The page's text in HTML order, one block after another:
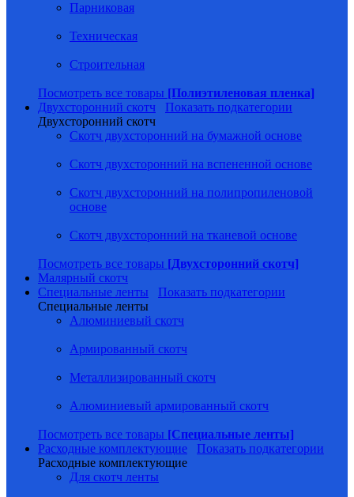
Парниковая
Техническая
Строительная
Посмотреть все товары [Полиэтиленовая пленка]
Двухсторонний скотч
Показать подкатегории
Двухсторонний скотч
Скотч двухсторонний на бумажной основе
Скотч двухсторонний на вспененной основе
Скотч двухсторонний на полипропиленовой
основе
Скотч двухсторонний на тканевой основе
Посмотреть все товары [Двухсторонний скотч]
Малярный скотч
Специальные ленты
Показать подкатегории
Специальные ленты
Алюминиевый скотч
Армированный скотч
Металлизированный скотч
Алюминиевый армированный скотч
Посмотреть все товары [Специальные ленты]
Расходные комплектующие
Показать подкатегории
Расходные комплектующие
Для скотч ленты